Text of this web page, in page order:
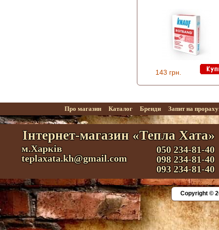
143 грн.
Про магазин Каталог Бренди Запит на
Інтернет-магазин «Тепла Хата»
м.Харків
teplaxata.kh@gmail.com
050 234-81-40
098 234-81-40
093 234-81-40
Copyright ©